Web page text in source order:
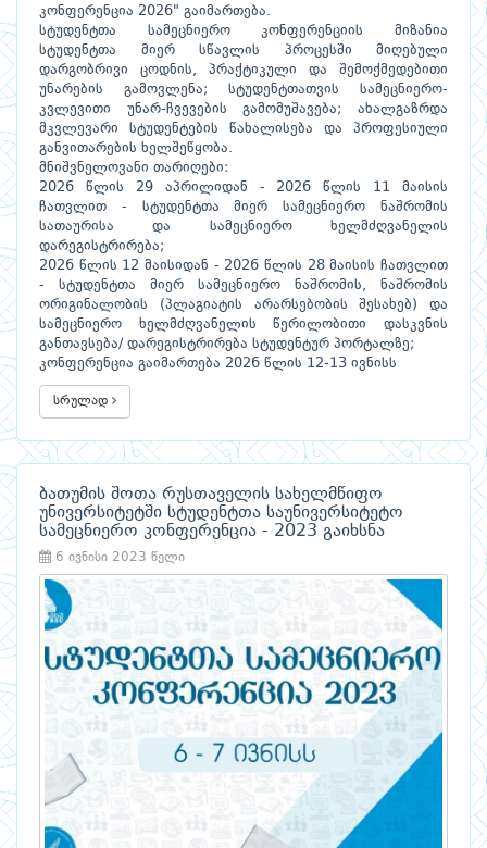
კონფერენცია 2026" გაიმართება.
სტუდენტთა სამეცნიერო კონფერენციის მიზანია
სტუდენტთა მიერ სწავლის პროცესში მიღებული
დარგობრივი ცოდნის, პრაქტიკული და შემოქმედებითი
უნარების გამოვლენა; სტუდენტთათვის სამეცნიერო-
კვლევითი უნარ-ჩვევების გამომუშავება; ახალგაზრდა
მკვლევარი სტუდენტების წახალისება და პროფესიული
განვითარების ხელშეწყობა.
მნიშვნელოვანი თარიღები:
2026 წლის 29 აპრილიდან - 2026 წლის 11 მაისის
ჩათვლით - სტუდენტთა მიერ სამეცნიერო ნაშრომის
სათაურისა და სამეცნიერო ხელმძღვანელის
დარეგისტრირება;
2026 წლის 12 მაისიდან - 2026 წლის 28 მაისის ჩათვლით
- სტუდენტთა მიერ სამეცნიერო ნაშრომის, ნაშრომის
ორიგინალობის (პლაგიატის არარსებობის შესახებ) და
სამეცნიერო ხელმძღვანელის წერილობითი დასკვნის
განთავსება/ დარეგისტრირება სტუდენტურ პორტალზე;
კონფერენცია გაიმართება 2026 წლის 12-13 ივნისს
სრულად
ბათუმის შოთა რუსთაველის სახელმწიფო
უნივერსიტეტში სტუდენტთა საუნივერსიტეტო
სამეცნიერო კონფერენცია - 2023 გაიხსნა
6 ივნისი 2023 წელი